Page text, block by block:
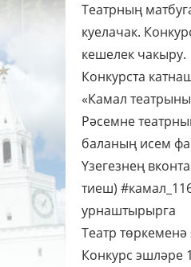
Театрның
куелачак.
кешелек чакыру.
Конкурста
«Камал
Рәсемне
баланың исем
Үзегезнең
тиеш)
урнаштырырга
Театр
Конкурс эшләре